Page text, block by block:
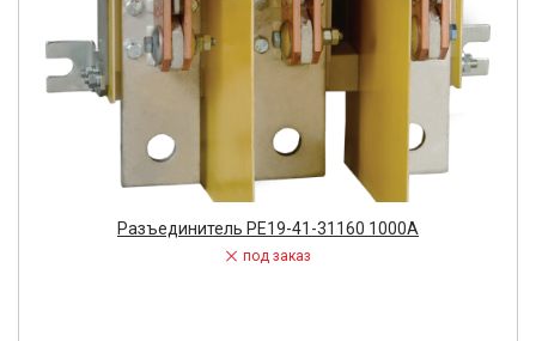
Разъединитель РЕ19-41-31160 1000А
под заказ